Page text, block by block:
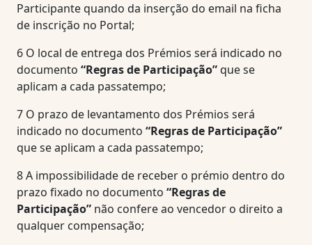
Participante quando da inserção do email na ficha
de inscrição no Portal;
6 O local de entrega dos Prémios será indicado no
documento “Regras de Participação”que se
aplicam a cada passatempo;
7 O prazo de levantamento dos Prémios será
indicado no documento “Regras de Participação”
que se aplicam a cada passatempo;
8A impossibilidade de receber o prémio dentro do
prazo fixado no documento “Regras de
Participação” não confere ao vencedor o direito a
qualquer compensação;